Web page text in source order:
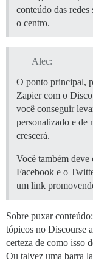
conteúdo das
o centro.
Alec:
O ponto principal,
Zapier com o
você conseguir
personalizado e de
crescerá.
Você também deve
Facebook e o
um link
Sobre puxar
tópicos no Discourse
certeza de como isso
Ou talvez uma barra